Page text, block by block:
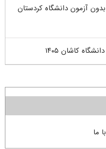
آزمون دانشگاه کردستان
کاشان ۱۴۰۵
ما